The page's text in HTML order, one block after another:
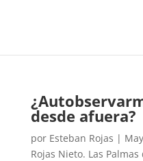
desde afuera?
por Esteban Rojas |
Rojas Nieto. Las